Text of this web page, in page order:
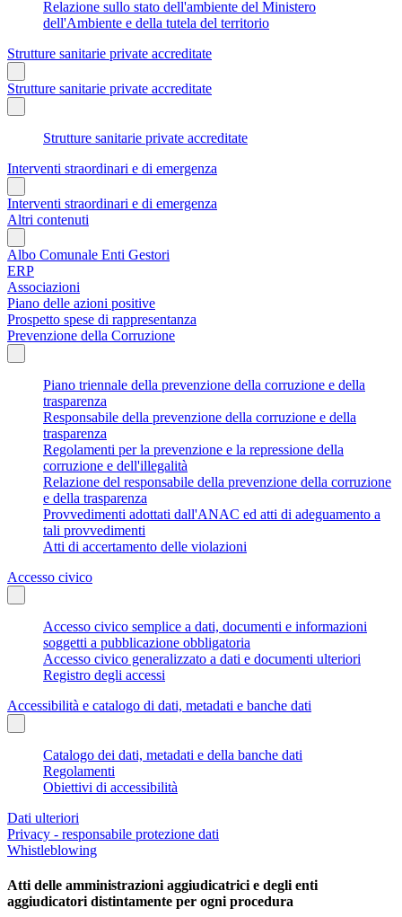
Relazione sullo stato dell'ambiente del Ministero
dell'Ambiente e della tutela del territorio
Strutture sanitarie private accreditate
Strutture sanitarie private accreditate
Strutture sanitarie private accreditate
Interventi straordinari e di emergenza
Interventi straordinari e di emergenza
Altri contenuti
Albo Comunale Enti Gestori
ERP
Associazioni
Piano delle azioni positive
Prospetto spese di rappresentanza
Prevenzione della Corruzione
Piano triennale della prevenzione della corruzione e della
trasparenza
Responsabile della prevenzione della corruzione e della
trasparenza
Regolamenti per la prevenzione e la repressione della
corruzione e dell'illegalità
Relazione del responsabile della prevenzione della corruzione
e della trasparenza
Provvedimenti adottati dall'ANAC ed atti di adeguamento a
tali provvedimenti
Atti di accertamento delle violazioni
Accesso civico
Accesso civico semplice a dati, documenti e informazioni
soggetti a pubblicazione obbligatoria
Accesso civico generalizzato a dati e documenti ulteriori
Registro degli accessi
Accessibilità e catalogo di dati, metadati e banche dati
Catalogo dei dati, metadati e della banche dati
Regolamenti
Obiettivi di accessibilità
Dati ulteriori
Privacy - responsabile protezione dati
Whistleblowing
Atti delle amministrazioni aggiudicatrici e degli enti
aggiudicatori distintamente per ogni procedura